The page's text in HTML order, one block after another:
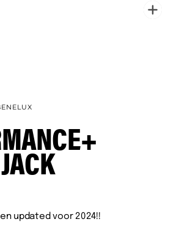
updated voor 2024!!